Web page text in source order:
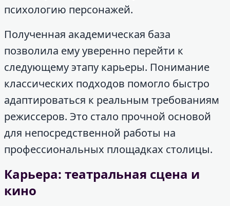
психологию персонажей.
Полученная академическая база
позволила ему уверенно перейти к
следующему этапу карьеры. Понимание
классических подходов помогло быстро
адаптироваться к реальным требованиям
режиссеров. Это стало прочной основой
для непосредственной работы на
профессиональных площадках столицы.
Карьера: театральная сцена и
кино